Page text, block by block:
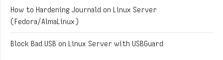
How to Hardening Journald on Linux Server
(Fedora/AlmaLinux)
Block Bad USB on Linux Server with USBGuard